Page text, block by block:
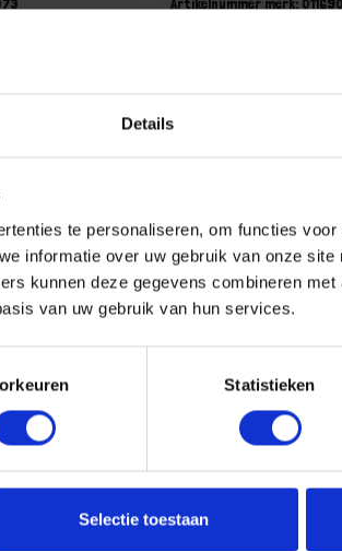
Details
te personaliseren, om functies
informatie over uw gebruik van onze
kunnen deze gegevens combineren
van uw gebruik van hun services.
Statistieken
Selectie toestaan
+ -
Set
1"-2" 3x
GEDORE